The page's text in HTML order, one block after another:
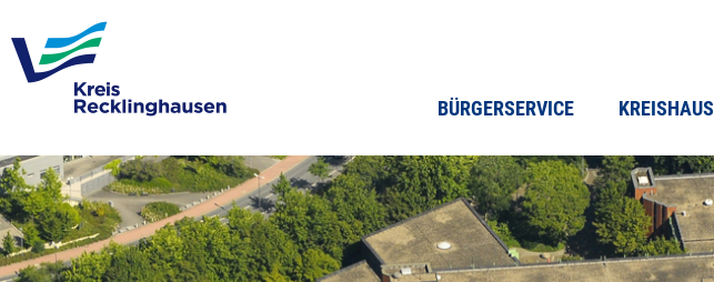
BÜRGERSERVICE KREISHAUS